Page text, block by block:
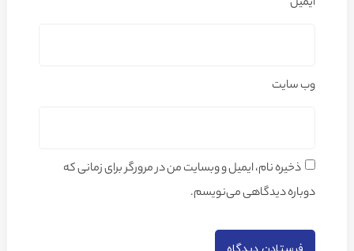
وب‌ سایت
ذخیره نام، ایمیل و وبسایت من در مرورگر برای زمانی که
دوباره دیدگاهی می‌نویسم.